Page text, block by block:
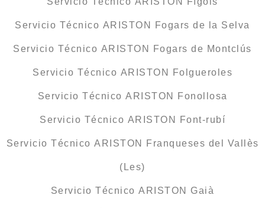
Servicio Técnico ARISTON Fogars de la Selva
Servicio Técnico ARISTON Fogars de Montclús
Servicio Técnico ARISTON Folgueroles
Servicio Técnico ARISTON Fonollosa
Servicio Técnico ARISTON Font-rubí
Servicio Técnico ARISTON Franqueses del Vallès
(Les)
Servicio Técnico ARISTON Gaià